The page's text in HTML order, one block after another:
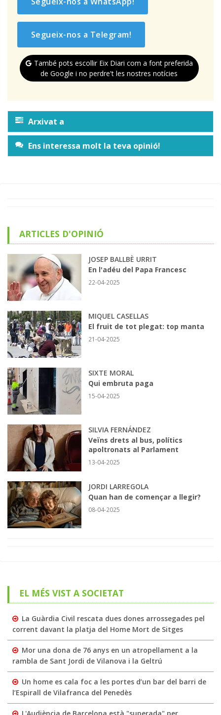
Segueix-nos a Telegram!
També pots escollir Eix Diari com a font preferida
de Google i no perdre't les nostres notícies
Arxivat a
Ens interessa molt la teva opinió!
ARTICLES D'OPINIÓ
JOSEP BALLBÈ URRIT
En l'adéu del Papa Francesc
22-04-2025
MIQUEL CASELLAS
El fruit de tot plegat: top manta
21-04-2025
SIXTE MORAL
Qui embruta paga
15-04-2025
SILVIA FERNÁNDEZ
Veïns drets al bus, polítics
apoltronats al Parlament
13-04-2025
JORDI LARREGOLA
Quan han de començar a llegir?
08-04-2025
EL MÉS VIST A SOCIETAT
La Guàrdia Civil rescata dues dones arrossegades pel
corrent davant la platja del Home Mort de Sitges
Mor una dona de 76 anys en un atropellament a la
rambla de Sant Jordi de Vilanova i la Geltrú
Un home es cala foc a les portes d’un bar del barri de
l’Espirall de Vilafranca del Penedès